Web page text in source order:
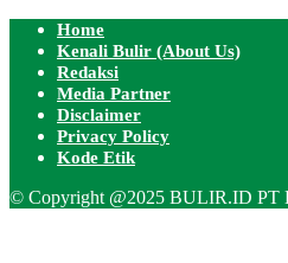
Home
Kenali Bulir (About Us)
Redaksi
Media Partner
Disclaimer
Privacy Policy
Kode Etik
© Copyright @2025 BULIR.ID PT